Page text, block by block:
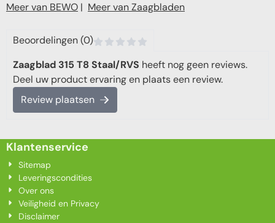
Meer van BEWO | Meer van Zaagbladen
Beoordelingen (0)
Zaagblad 315 T8 Staal/RVS heeft nog geen reviews.
Deel uw product ervaring en plaats een review.
Review plaatsen
Klantenservice
Sitemap
Leveringscondities
Over ons
Veiligheid en Privacy
Disclaimer